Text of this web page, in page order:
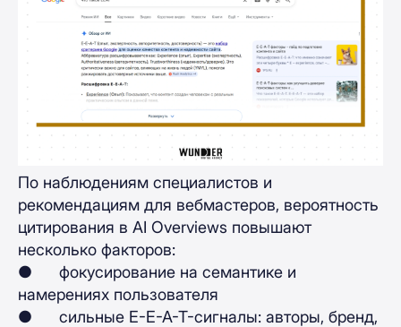
По наблюдениям специалистов и
рекомендациям для вебмастеров, вероятность
цитирования в AI Overviews повышают
несколько факторов:
● фокусирование на семантике и
намерениях пользователя
● сильные E-E-A-T-сигналы: авторы, бренд,